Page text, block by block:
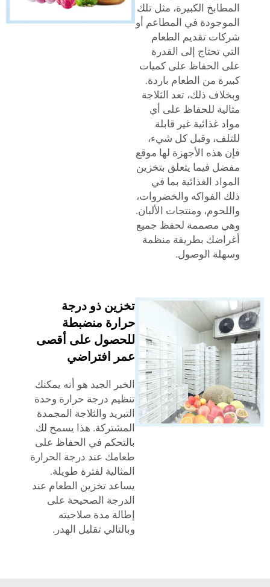
الكبيرة، مثل تلك
في المطاعم أو
تقديم الطعام
تحتاج إلى القدرة
الحفاظ على كميات
من الطعام باردة.
ذلك، تعد الثلاجة
للحفاظ على أي
غذائية غير قابلة
وقبل كل شيء،
الأجهزة لها موقع
فيما يتعلق بتخزين
الغذائية بما في
والخضروات،
ومنتجات الألبان.
مصممة لحفظ جميع
بطريقة منظمة
الوصول.
تخزين ذو درجة
حرارة منضبطة
للحصول على أقصى
عمر افتراضي
الخبر الجيد هو أنه يمكنك
تنظيم درجة حرارة وحدة
التبريد والثلاجة المجمدة
المشتركة. هذا يسمح لك
بالتحكم في الحفاظ على
طعامك عند درجة الحرارة
المثالية لفترة طويلة.
يساعد تخزين الطعام عند
الدرجة الصحيحة على
إطالة مدة صلاحيته
وبالتالي تقليل الهدر.